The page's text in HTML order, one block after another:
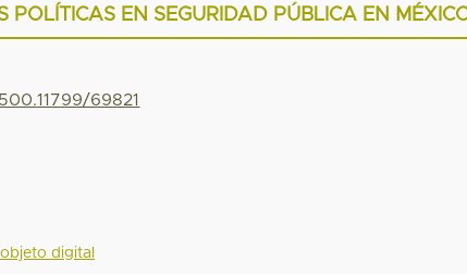
POLÍTICAS EN SEGURIDAD PÚBLICA EN
69821
digital